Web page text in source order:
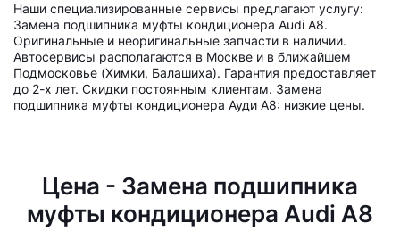
Наши специализированные сервисы предлагают услугу:
Замена подшипника муфты кондиционера Audi A8.
Оригинальные и неоригинальные запчасти в наличии.
Автосервисы располагаются в Москве и в ближайшем
Подмосковье (Химки, Балашиха). Гарантия предоставляет
до 2-х лет. Скидки постоянным клиентам. Замена
подшипника муфты кондиционера Ауди А8: низкие цены.
Цена - Замена подшипника
муфты кондиционера Audi A8